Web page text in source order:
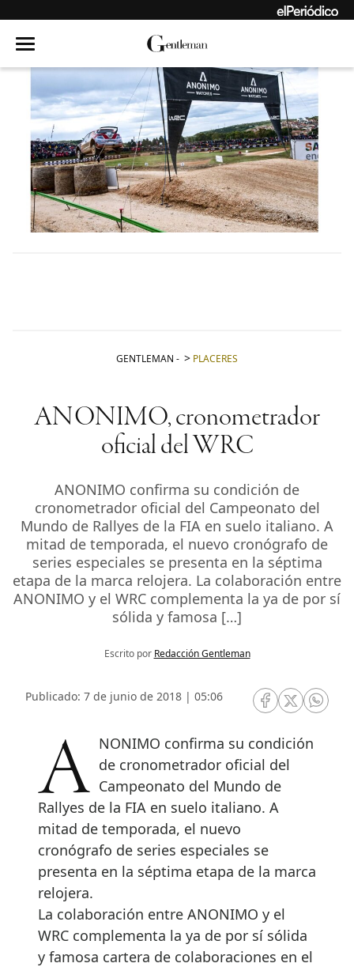
GENTLEMAN - PLACERES
ANONIMO, cronometrador
oficial del WRC
ANONIMO confirma su condición de
cronometrador oficial del Campeonato del
Mundo de Rallyes de la FIA en suelo italiano. A
mitad de temporada, el nuevo cronógrafo de
series especiales se presenta en la séptima
etapa de la marca relojera. La colaboración entre
ANONIMO y el WRC complementa la ya de por sí
sólida y famosa […]
Escrito por Redacción Gentleman
Publicado: 7 de junio de 2018 | 05:06
RRSS Facebook
RRSSRRSS
ANONIMO confirma su condición de cronometrador oficial del
Campeonato del Mundo de
Rallyes de la FIA en suelo italiano. A
mitad de temporada, el nuevo
cronógrafo de series especiales se
presenta en la séptima etapa de la marca
relojera.
La colaboración entre ANONIMO y el
WRC complementa la ya de por sí sólida
y famosa cartera de colaboraciones en el